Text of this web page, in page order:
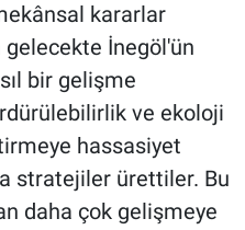
kararlar
gelecekte İnegöl'ün
bir gelişme
ve ekoloji
hassasiyet
stratejiler ürettiler. Bu
daha çok gelişmeye